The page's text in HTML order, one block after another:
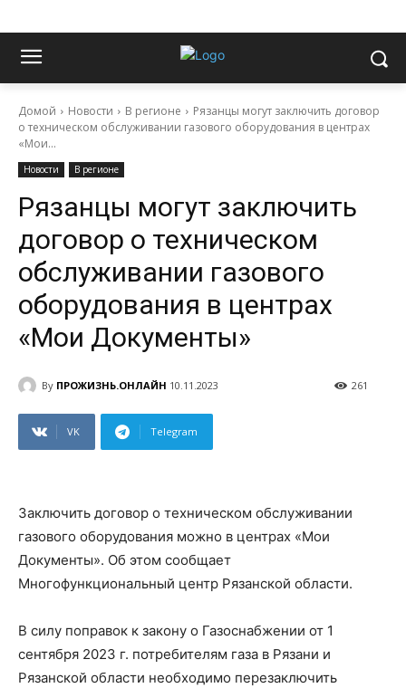
Домой Новости В регионе
Рязанцы могут заключить договор
о техническом обслуживании газового оборудования в центрах
«Мои...
Новости В регионе
Рязанцы могут заключить
договор о техническом
обслуживании газового
оборудования в центрах
«Мои Документы»
By ПРОЖИЗНЬ.ОНЛАЙН 10.11.2023 261
VK Telegram
Заключить договор о техническом обслуживании
газового оборудования можно в центрах «Мои
Документы». Об этом сообщает
Многофункциональный центр Рязанской области.
В силу поправок к закону о Газоснабжении от 1
сентября 2023 г. потребителям газа в Рязани и
Рязанской области необходимо перезаключить